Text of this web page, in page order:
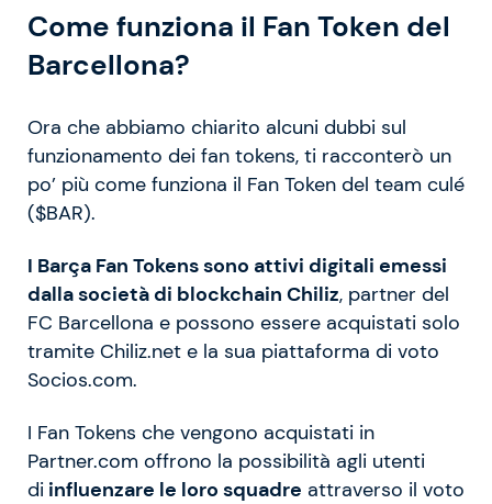
Come funziona il Fan Token del
Barcellona?
Ora che abbiamo chiarito alcuni dubbi sul
funzionamento dei fan tokens, ti racconterò un
po’ più come funziona il Fan Token del team culé
($BAR).
I Barça Fan Tokens sono attivi digitali emessi
dalla società di blockchain Chiliz, partner del
FC Barcellona e possono essere acquistati solo
tramite Chiliz.net e la sua piattaforma di voto
Socios.com.
I Fan Tokens che vengono acquistati in
Partner.com offrono la possibilità agli utenti
di influenzare le loro squadre attraverso il voto